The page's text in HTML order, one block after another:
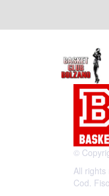
©
All rights
Cod.